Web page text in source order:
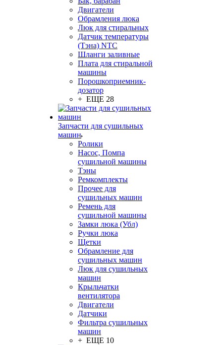
Двигатели
Обрамления люка
Люк для стиральных
Датчик температуры
(Тэна) NTC
Шланги заливные
Плата для стиральной
машины
Порошкоприемник-
дозатор
+ ЕЩЕ 28
Запчасти для сушильных
машин
Ролики
Насос, Помпа
сушильной машины
Тэны
Ремкомплекты
Прочее для
сушильных машин
Ремень для
сушильной машины
Замки люка (Убл)
Ручки люка
Щетки
Обрамление для
сушильных машин
Люк для сушильных
машин
Крыльчатки
вентилятора
Двигатели
Датчики
Фильтра сушильных
машин
+ ЕЩЕ 10